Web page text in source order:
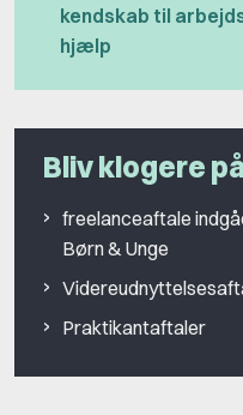
kendskab til
hjælp
Bliv klogere
freelanceaftale
Børn & Unge
Praktikantaftaler